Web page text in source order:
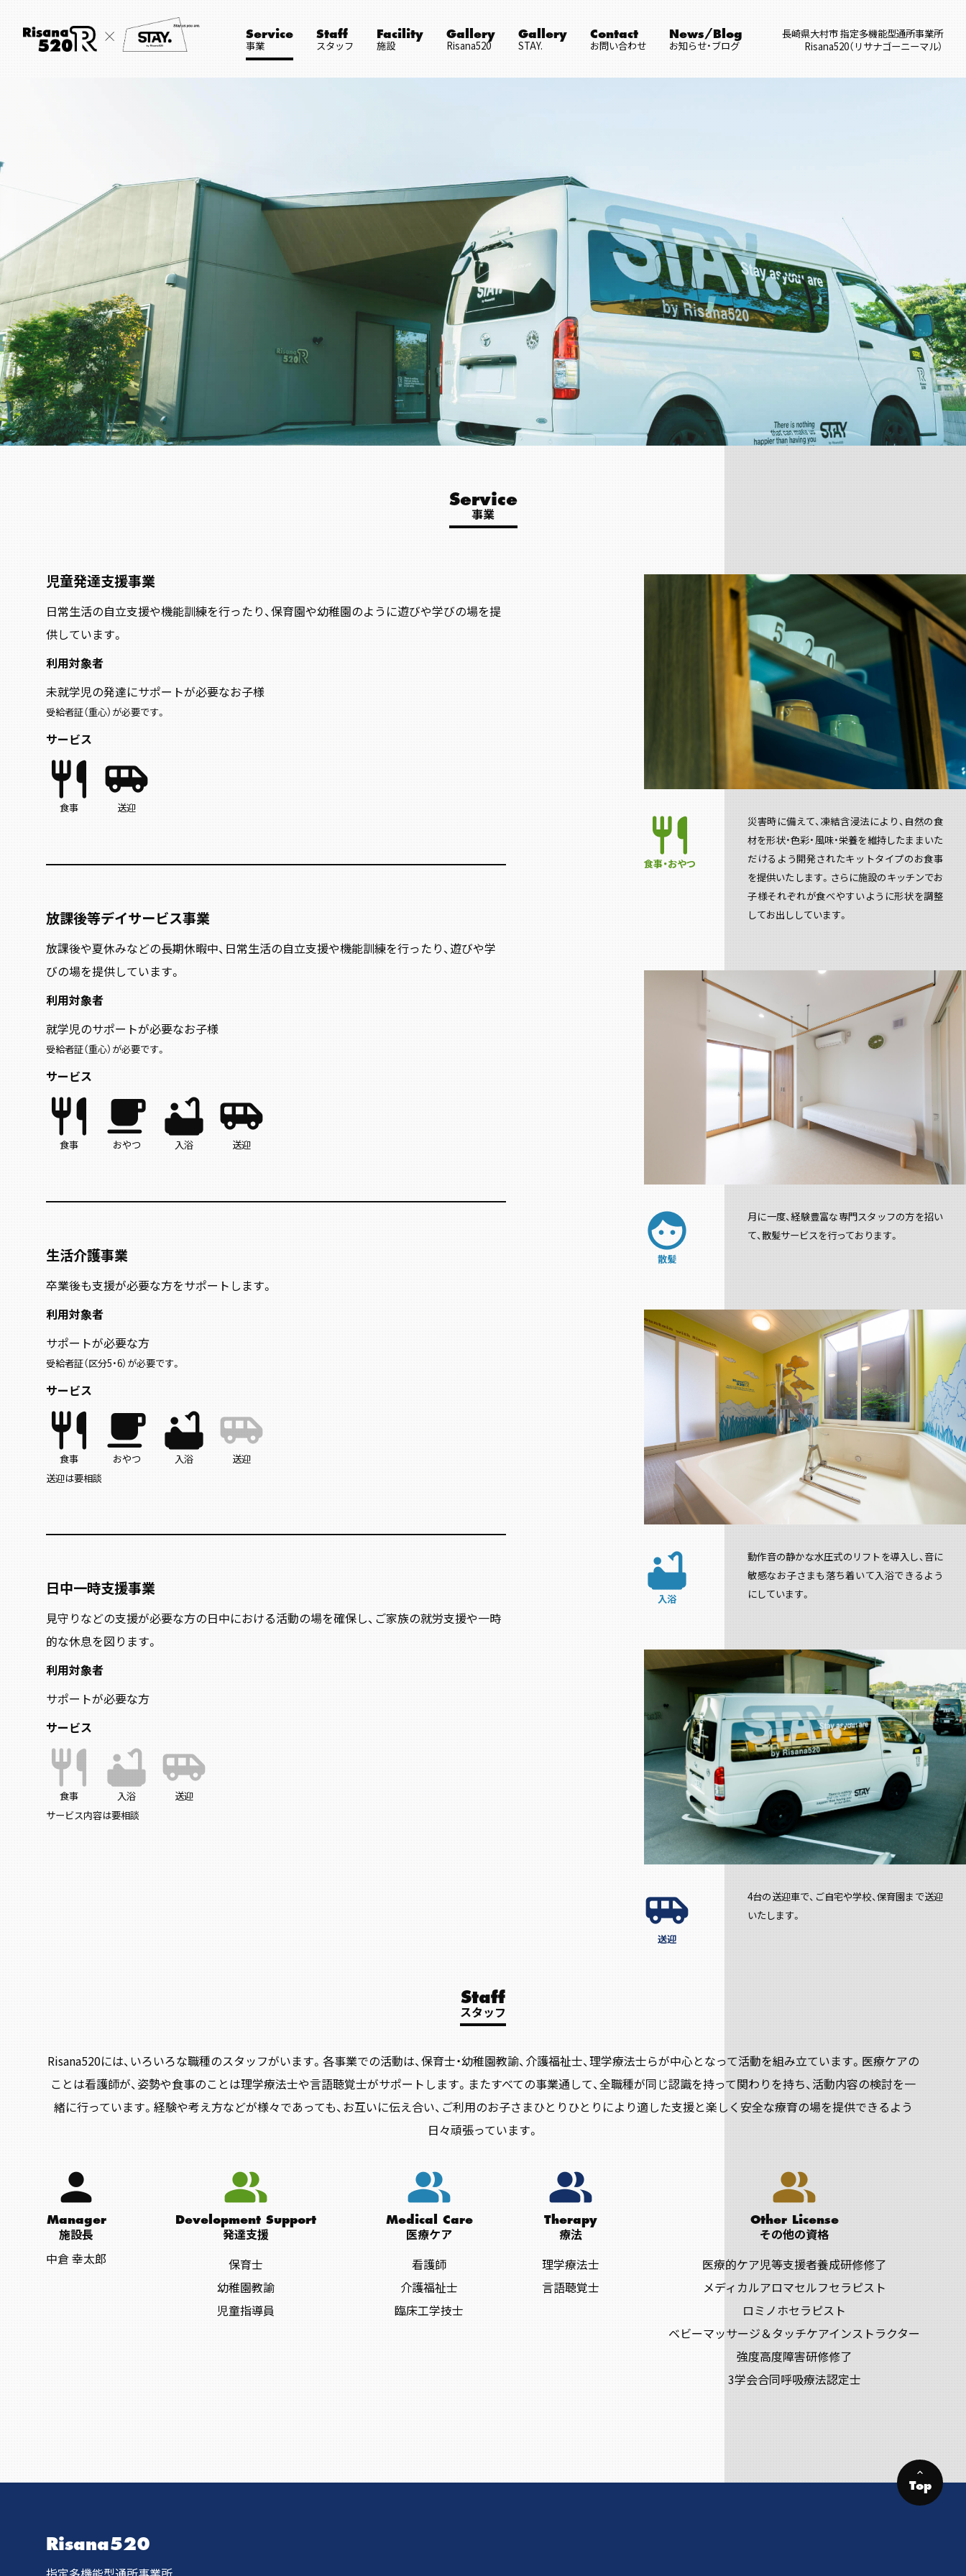
Service
事業
Staff
スタッフ
Facility
施設
Gallery
Risana520
Gallery
STAY.
Contact
お問い合わせ
News/Blog
お知らせ・ブログ
長崎県大村市 指定多機能型通所事業所
Risana520（リサナゴーニーマル）
Service
事業
児童発達支援事業
日常生活の自立支援や機能訓練を行ったり、保育園や幼稚園のように遊びや学びの場を提
供しています。
利用対象者
未就学児の発達にサポートが必要なお子様
受給者証（重心）が必要です。
サービス
restaurant
食事
airport_shuttle
送迎
放課後等デイサービス事業
放課後や夏休みなどの長期休暇中、日常生活の自立支援や機能訓練を行ったり、遊びや学
びの場を提供しています。
利用対象者
就学児のサポートが必要なお子様
受給者証（重心）が必要です。
サービス
restaurant
食事
local_cafe
おやつ
bathtub
入浴
airport_shuttle
送迎
生活介護事業
卒業後も支援が必要な方をサポートします。
利用対象者
サポートが必要な方
受給者証（区分5・6）が必要です。
サービス
restaurant
食事
local_cafe
おやつ
bathtub
入浴
airport_shuttle
送迎
送迎は要相談
日中一時支援事業
見守りなどの支援が必要な方の日中における活動の場を確保し、ご家族の就労支援や一時
的な休息を図ります。
利用対象者
サポートが必要な方
サービス
restaurant
食事
bathtub
入浴
airport_shuttle
送迎
サービス内容は要相談
restaurant
食事・おやつ
災害時に備えて、凍結含浸法により、自然の食
材を形状・色彩・風味・栄養を維持したままいた
だけるよう開発されたキットタイプのお食事
を提供いたします。さらに施設のキッチンでお
子様それぞれが食べやすいように形状を調整
してお出ししています。
face
散髪
月に一度、経験豊富な専門スタッフの方を招い
て、散髪サービスを行っております。
bathtub
入浴
動作音の静かな水圧式のリフトを導入し、音に
敏感なお子さまも落ち着いて入浴できるよう
にしています。
airport_shuttle
送迎
4台の送迎車で、ご自宅や学校、保育園まで送迎
いたします。
Staff
スタッフ
Risana520には、いろいろな職種のスタッフがいます。各事業での活動は、保育士・幼稚園教諭、介護福祉士、理学療法士らが中心となって活動を組み立ています。医療ケアの
ことは看護師が、姿勢や食事のことは理学療法士や言語聴覚士がサポートします。またすべての事業通して、全職種が同じ認識を持って関わりを持ち、活動内容の検討を一
緒に行っています。経験や考え方などが様々であっても、お互いに伝え合い、ご利用のお子さまひとりひとりにより適した支援と楽しく安全な療育の場を提供できるよう
日々頑張っています。
person
Manager
施設長
中倉 幸太郎
people_alt
Development Support
発達支援
保育士
幼稚園教諭
児童指導員
people_alt
Medical Care
医療ケア
看護師
介護福祉士
臨床工学技士
people_alt
Therapy
療法
理学療法士
言語聴覚士
people_alt
Other License
その他の資格
医療的ケア児等支援者養成研修修了
メディカルアロマセルフセラピスト
ロミノホセラピスト
ベビーマッサージ＆タッチケアインストラクター
強度高度障害研修修了
3学会合同呼吸療法認定士
keyboard_arrow_up
Top
Risana520